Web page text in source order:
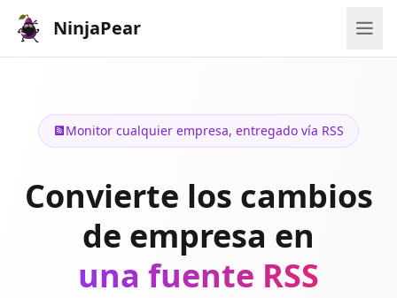
NinjaPear
Monitor cualquier empresa, entregado vía RSS
Convierte los cambios
de empresa en
una fuente RSS